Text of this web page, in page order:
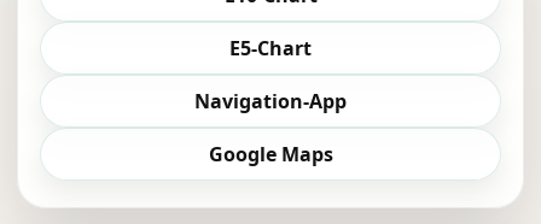
E5-Chart
Navigation-App
Google Maps